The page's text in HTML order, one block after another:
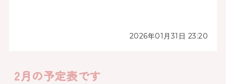
2026年01月31日 23:20
2月の予定表です